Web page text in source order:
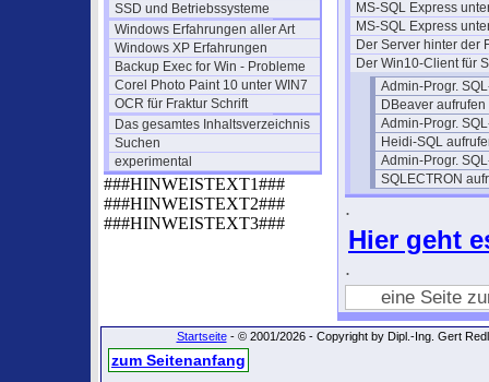
SSD und Betriebssysteme
Windows Erfahrungen aller Art
Windows XP Erfahrungen
Backup Exec for Win - Probleme
Corel Photo Paint 10 unter WIN7
OCR für Fraktur Schrift
Das gesamtes Inhaltsverzeichnis
Suchen
experimental
###HINWEISTEXT1###
###HINWEISTEXT2###
###HINWEISTEXT3###
MS-SQL Express
MS-SQL Express
Der Server hinter der
Der Win10-Client für
Admin-Progr.
DBeaver aufrufen
Admin-Progr.
Heidi-SQL
Admin-Progr.
SQLECTRON
.
Hier geht
.
eine Seite
Startseite- © 2001/2026 - Copyright by Dipl.-Ing. Gert
zum Seitenanfang